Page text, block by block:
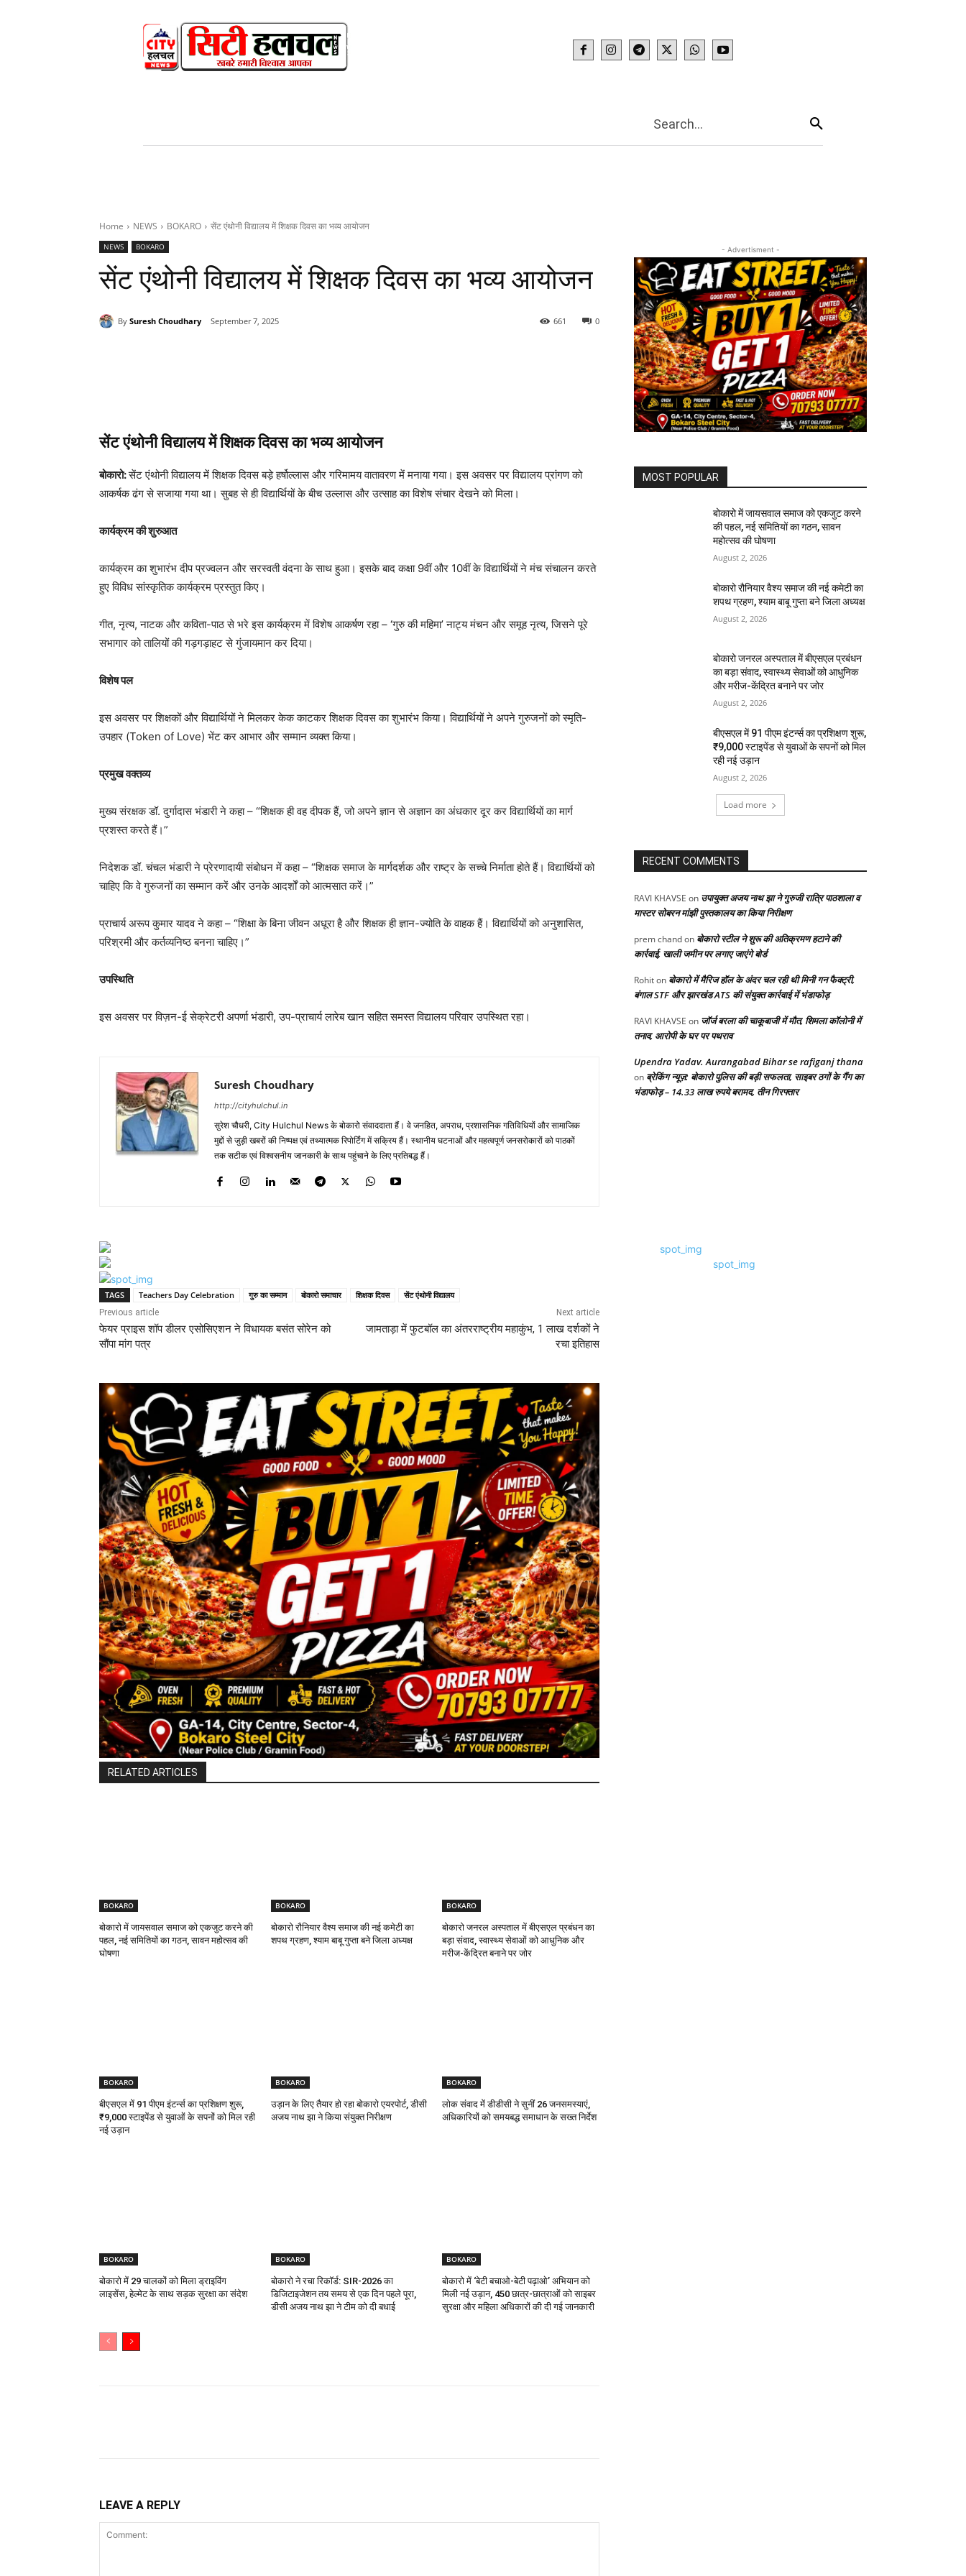
WEB STORIES More
Search...
Home NEWS BOKARO सेंट एंथोनी विद्यालय में शिक्षक दिवस का भव्य आयोजन
NEWS BOKARO
सेंट एंथोनी विद्यालय में शिक्षक दिवस का भव्य आयोजन
By Suresh Choudhary September 7, 2025 0
661
सेंट एंथोनी विद्यालय में शिक्षक दिवस का भव्य आयोजन
बोकारो:सेंट एंथोनी विद्यालय में शिक्षक दिवस बड़े हर्षोल्लास और गरिमामय वातावरण में मनाया गया। इस अवसर पर विद्यालय प्रांगण को
आकर्षक ढंग से सजाया गया था। सुबह से ही विद्यार्थियों के बीच उल्लास और उत्साह का विशेष संचार देखने को मिला।
कार्यक्रम की शुरुआत
कार्यक्रम का शुभारंभ दीप प्रज्वलन और सरस्वती वंदना के साथ हुआ। इसके बाद कक्षा 9वीं और 10वीं के विद्यार्थियों ने मंच संचालन करते
हुए विविध सांस्कृतिक कार्यक्रम प्रस्तुत किए।
गीत, नृत्य, नाटक और कविता-पाठ से भरे इस कार्यक्रम में विशेष आकर्षण रहा – ‘गुरु की महिमा’ नाट्य मंचन और समूह नृत्य, जिसने पूरे
सभागार को तालियों की गड़गड़ाहट से गुंजायमान कर दिया।
विशेष पल
इस अवसर पर शिक्षकों और विद्यार्थियों ने मिलकर केक काटकर शिक्षक दिवस का शुभारंभ किया। विद्यार्थियों ने अपने गुरुजनों को स्मृति-
उपहार (Token of Love) भेंट कर आभार और सम्मान व्यक्त किया।
प्रमुख वक्तव्य
मुख्य संरक्षक डॉ. दुर्गादास भंडारी ने कहा – “शिक्षक ही वह दीपक हैं, जो अपने ज्ञान से अज्ञान का अंधकार दूर कर विद्यार्थियों का मार्ग
प्रशस्त करते हैं।”
निदेशक डॉ. चंचल भंडारी ने प्रेरणादायी संबोधन में कहा – “शिक्षक समाज के मार्गदर्शक और राष्ट्र के सच्चे निर्माता होते हैं। विद्यार्थियों को
चाहिए कि वे गुरुजनों का सम्मान करें और उनके आदर्शों को आत्मसात करें।”
प्राचार्य अरूप कुमार यादव ने कहा – “शिक्षा के बिना जीवन अधूरा है और शिक्षक ही ज्ञान-ज्योति के वाहक हैं। विद्यार्थियों को अनुशासित,
परिश्रमी और कर्तव्यनिष्ठ बनना चाहिए।”
उपस्थिति
इस अवसर पर विज़न-ई सेक्रेटरी अपर्णा भंडारी, उप-प्राचार्य लारेब खान सहित समस्त विद्यालय परिवार उपस्थित रहा।
Suresh Choudhary
http://cityhulchul.in
सुरेश चौधरी, City Hulchul News के बोकारो संवाददाता हैं। वे जनहित, अपराध, प्रशासनिक गतिविधियों और सामाजिक
मुद्दों से जुड़ी खबरों की निष्पक्ष एवं तथ्यात्मक रिपोर्टिंग में सक्रिय हैं। स्थानीय घटनाओं और महत्वपूर्ण जनसरोकारों को पाठकों
तक सटीक एवं विश्वसनीय जानकारी के साथ पहुंचाने के लिए प्रतिबद्ध हैं।
TAGS Teachers Day Celebration गुरु का सम्मान बोकारो समाचार शिक्षक दिवस सेंट एंथोनी विद्यालय
Previous article
फेयर प्राइस शॉप डीलर एसोसिएशन ने विधायक बसंत सोरेन को
सौंपा मांग पत्र
Next article
जामताड़ा में फुटबॉल का अंतरराष्ट्रीय महाकुंभ, 1 लाख दर्शकों ने
रचा इतिहास
RELATED ARTICLES
BOKARO
बोकारो में जायसवाल समाज को एकजुट करने की
पहल, नई समितियों का गठन, सावन महोत्सव की
घोषणा
BOKARO
बोकारो रौनियार वैश्य समाज की नई कमेटी का
शपथ ग्रहण, श्याम बाबू गुप्ता बने जिला अध्यक्ष
BOKARO
बोकारो जनरल अस्पताल में बीएसएल प्रबंधन का
बड़ा संवाद, स्वास्थ्य सेवाओं को आधुनिक और
मरीज-केंद्रित बनाने पर जोर
BOKARO
बीएसएल में 91 पीएम इंटर्न्स का प्रशिक्षण शुरू,
₹9,000 स्टाइपेंड से युवाओं के सपनों को मिल रही
नई उड़ान
BOKARO
उड़ान के लिए तैयार हो रहा बोकारो एयरपोर्ट, डीसी
अजय नाथ झा ने किया संयुक्त निरीक्षण
BOKARO
लोक संवाद में डीडीसी ने सुनीं 26 जनसमस्याएं,
अधिकारियों को समयबद्ध समाधान के सख्त निर्देश
BOKARO
बोकारो में 29 चालकों को मिला ड्राइविंग
लाइसेंस, हेल्मेट के साथ सड़क सुरक्षा का संदेश
BOKARO
बोकारो ने रचा रिकॉर्ड: SIR-2026 का
डिजिटाइजेशन तय समय से एक दिन पहले पूरा,
डीसी अजय नाथ झा ने टीम को दी बधाई
BOKARO
बोकारो में ‘बेटी बचाओ-बेटी पढ़ाओ’ अभियान को
मिली नई उड़ान, 450 छात्र-छात्राओं को साइबर
सुरक्षा और महिला अधिकारों की दी गई जानकारी
LEAVE A REPLY
- Advertisment -
MOST POPULAR
बोकारो में जायसवाल समाज को एकजुट करने
की पहल, नई समितियों का गठन, सावन
महोत्सव की घोषणा
August 2, 2026
बोकारो रौनियार वैश्य समाज की नई कमेटी का
शपथ ग्रहण, श्याम बाबू गुप्ता बने जिला अध्यक्ष
August 2, 2026
बोकारो जनरल अस्पताल में बीएसएल प्रबंधन
का बड़ा संवाद, स्वास्थ्य सेवाओं को आधुनिक
और मरीज-केंद्रित बनाने पर जोर
August 2, 2026
बीएसएल में 91 पीएम इंटर्न्स का प्रशिक्षण शुरू,
₹9,000 स्टाइपेंड से युवाओं के सपनों को मिल
रही नई उड़ान
August 2, 2026
Load more
RECENT COMMENTS
RAVI KHAVSE on उपायुक्त अजय नाथ झा ने गुरुजी रात्रि पाठशाला व
मास्टर सोबरन मांझी पुस्तकालय का किया निरीक्षण
prem chandon बोकारो स्टील ने शुरू की अतिक्रमण हटाने की
कार्रवाई, खाली जमीन पर लगाए जाएंगे बोर्ड
Rohiton बोकारो में मैरिज हॉल के अंदर चल रही थी मिनी गन फैक्ट्री,
बंगाल STF और झारखंड ATS की संयुक्त कार्रवाई में भंडाफोड़
RAVI KHAVSE on जॉर्ज बरला की चाकूबाजी में मौत, शिमला कॉलोनी में
तनाव, आरोपी के घर पर पथराव
Upendra Yadav. Aurangabad Bihar se rafiganj thana
on ब्रेकिंग न्यूज़: बोकारो पुलिस की बड़ी सफलता, साइबर ठगों के गैंग का
भंडाफोड़ – 14.33 लाख रुपये बरामद, तीन गिरफ्तार